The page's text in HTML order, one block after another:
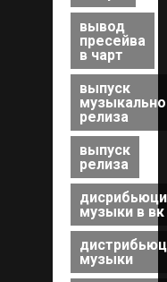
вывод
пресейва
в чарт
выпуск
релиза
выпуск
релиза
музыки в вк
музыки